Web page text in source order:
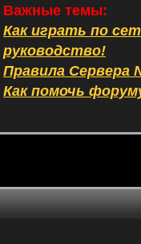
Важные темы:
Как играть по
руководство!
Правила Сервера
Как помочь